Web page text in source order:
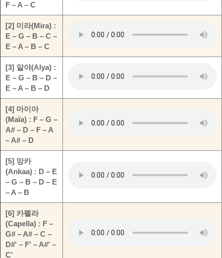
F – A – C
[2] 미라(Mira) :
E – G – B – C –
E – A – B – C
[3] 알야(Alya) :
E – G – B – D –
E – A – B – D
[4] 마이아
(Maïa) : F – G –
A# – D – F – A
– A# – D
[5] 앙카
(Ankaa) : D – E
– G – B – D – E
– A – B
[6] 카펠라
(Capella) : F –
G# – A# – C –
D#' – F' – A#' –
C'